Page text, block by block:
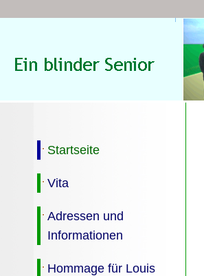
Startseite
Vita
Adressen und
Informationen
Hommage für Louis